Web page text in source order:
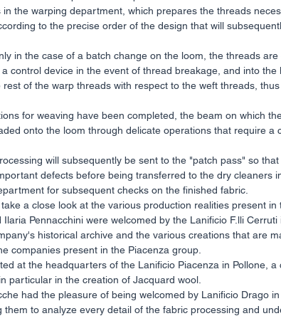
the warping department, which prepares the threads
to the precise order of the design that will
in the case of a batch change on the loom, the threads
control device in the event of thread breakage, and into the
of the warp threads with respect to the weft threads,
for weaving have been completed, the beam on which
onto the loom through delicate operations that require a
will subsequently be sent to the "patch pass" so
defects before being transferred to the dry cleaners
for subsequent checks on the finished fabric.
a close look at the various production realities present in
historical archive and the various creations that are
companies present in the Piacenza group.
particular in the creation of Jacquard wool.
them to analyze every detail of the fabric processing and